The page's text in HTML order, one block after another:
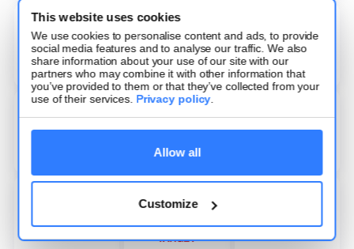
This website uses cookies
We use cookies to personalise content and ads, to provide
social media features and to analyse our traffic. We also
share information about your use of our site with our
partners who may combine it with other information that
you’ve provided to them or that they’ve collected from your
use of their services. Privacy policy.
Allow all
Customize